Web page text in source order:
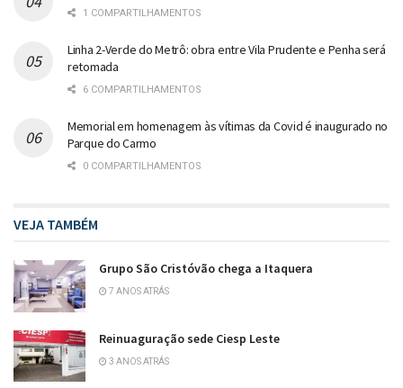
1 COMPARTILHAMENTOS
Linha 2-Verde do Metrô: obra entre Vila Prudente e Penha será
retomada
6 COMPARTILHAMENTOS
Memorial em homenagem às vítimas da Covid é inaugurado no
Parque do Carmo
0 COMPARTILHAMENTOS
VEJA TAMBÉM
Grupo São Cristóvão chega a Itaquera
7 ANOS ATRÁS
Reinuaguração sede Ciesp Leste
3 ANOS ATRÁS